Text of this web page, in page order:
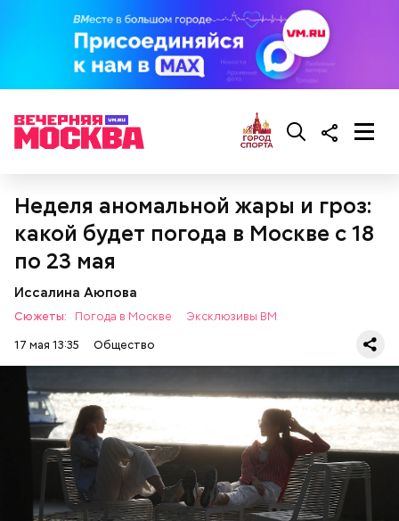
Неделя аномальной жары и гроз:
какой будет погода в Москве с 18
по 23 мая
Иссалина Аюпова
Сюжеты: Погода в Москве
Эксклюзивы ВМ
17 мая 13:35
Общество
Все в противне заливается сливками. По вкусу
можно добавить соль и перец. Сверху блюдо
присыпают свежим базиликом и отправляют в